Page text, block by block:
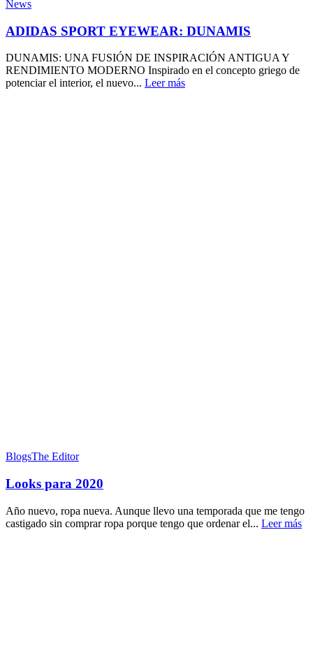
News
ADIDAS SPORT EYEWEAR: DUNAMIS
DUNAMIS: UNA FUSIÓN DE INSPIRACIÓN ANTIGUA Y
RENDIMIENTO MODERNO Inspirado en el concepto griego de
potenciar el interior, el nuevo... Leer más
BlogsThe Editor
Looks para 2020
Año nuevo, ropa nueva. Aunque llevo una temporada que me tengo
castigado sin comprar ropa porque tengo que ordenar el... Leer más